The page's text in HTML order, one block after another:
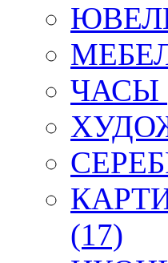
ЧАСЫ
(17)